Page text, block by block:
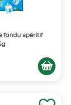
fondu apéritif